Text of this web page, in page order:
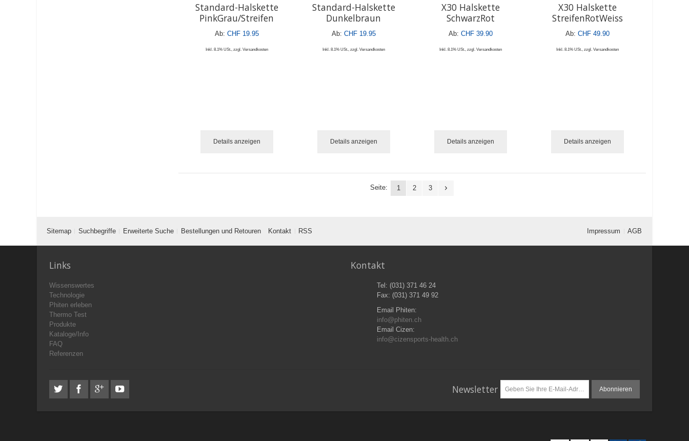
Standard-Halskette
PinkGrau/Streifen
Ab: CHF 19.95
Inkl. 8.1% USt., zzgl. Versandkosten
Details anzeigen
Standard-Halskette
Dunkelbraun
Ab: CHF 19.95
Inkl. 8.1% USt., zzgl. Versandkosten
Details anzeigen
X30 Halskette
SchwarzRot
Ab: CHF 39.90
Inkl. 8.1% USt., zzgl. Versandkosten
Details anzeigen
X30 Halskette
StreifenRotWeiss
Ab: CHF 49.90
Inkl. 8.1% USt., zzgl. Versandkosten
Details anzeigen
Seite: 1 2 3
Sitemap Suchbegriffe Erweiterte Suche Bestellungen und Retouren Kontakt RSS Impressum AGB
Links
Wissenswertes
Technologie
Phiten erleben
Thermo Test
Produkte
Kataloge/Info
FAQ
Referenzen
Kontakt
Tel: (031) 371 46 24
Fax: (031) 371 49 92
Email Phiten:
info@phiten.ch
Email Cizen:
info@cizensports-health.ch
Newsletter Abonnieren